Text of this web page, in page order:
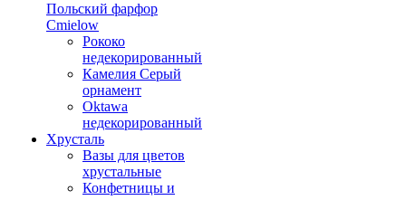
Польский фарфор
Сmielow
Рококо
недекорированный
Камелия Серый
орнамент
Oktawa
недекорированный
Хрусталь
Вазы для цветов
хрустальные
Конфетницы и